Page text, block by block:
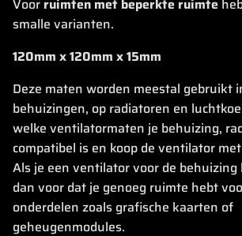
Voor ruimten met beperkte ruimte
smalle varianten.
120mm x 120mm x 15mm
Deze maten worden meestal gebruikt
behuizingen, op radiatoren en
welke ventilatormaten je behuizing,
compatibel is en koop de ventilator
Als je een ventilator voor de behuizing
dan voor dat je genoeg ruimte hebt
onderdelen zoals grafische kaarten of
geheugenmodules.